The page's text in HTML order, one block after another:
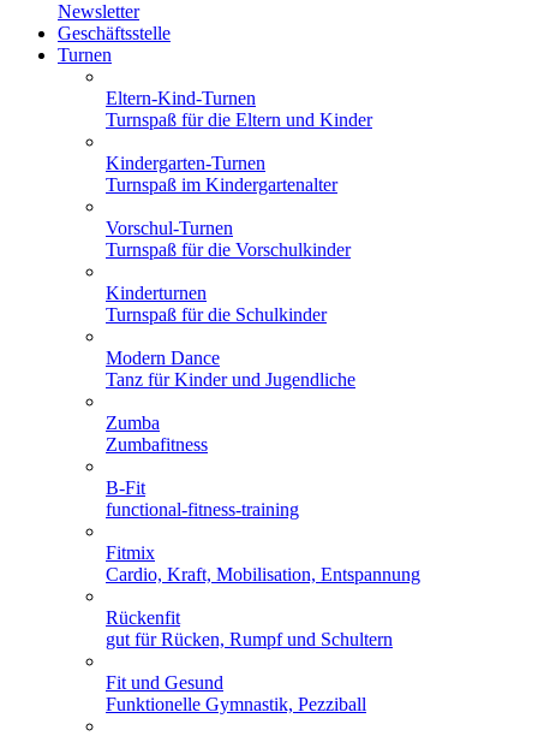
Newsletter
Geschäftsstelle
Turnen
Eltern-Kind-Turnen
Turnspaß für die Eltern und Kinder
Kindergarten-Turnen
Turnspaß im Kindergartenalter
Vorschul-Turnen
Turnspaß für die Vorschulkinder
Kinderturnen
Turnspaß für die Schulkinder
Modern Dance
Tanz für Kinder und Jugendliche
Zumba
Zumbafitness
B-Fit
functional-fitness-training
Fitmix
Cardio, Kraft, Mobilisation, Entspannung
Rückenfit
gut für Rücken, Rumpf und Schultern
Fit und Gesund
Funktionelle Gymnastik, Pezziball